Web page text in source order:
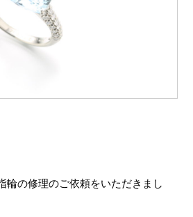
輪の修理のご依頼をいただきまし